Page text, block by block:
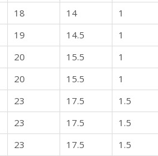
18 14 1
19 14.5 1
20 15.5 1
20 15.5 1
23 17.5 1.5
23 17.5 1.5
23 17.5 1.5